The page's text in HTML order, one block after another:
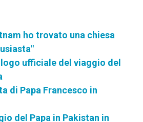
ho trovato una chiesa
ufficiale del viaggio del
di Papa Francesco in
del Papa in Pakistan in